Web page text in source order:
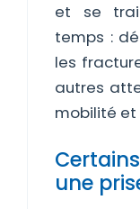
et se
temps :
les
autres
mobilité
une